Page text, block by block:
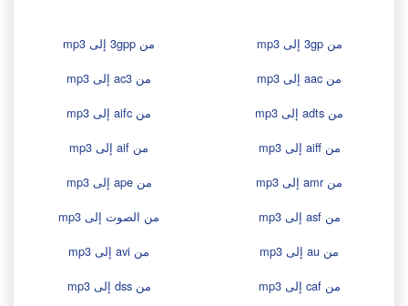
من 3gp إلى mp3
من 3gpp إلى mp3
من aac إلى mp3
من ac3 إلى mp3
من adts إلى mp3
من aifc إلى mp3
من aiff إلى mp3
من aif إلى mp3
من amr إلى mp3
من ape إلى mp3
من asf إلى mp3
من الصوت إلى mp3
من au إلى mp3
من avi إلى mp3
من caf إلى mp3
من dss إلى mp3